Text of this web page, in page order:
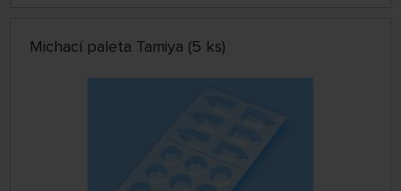
Michací paleta Tamiya (5 ks)